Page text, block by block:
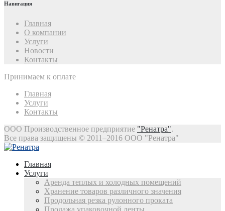
Навигация
Главная
О компании
Услуги
Новости
Контакты
Принимаем к оплате
Главная
Услуги
Контакты
ООО Производственное предприятие "Ренатра".
Все права защищены © 2011–2016 ООО "Ренатра"
Главная
Услуги
Аренда теплых и холодных помещений
Хранение товаров различного значения
Продольная резка рулонного проката